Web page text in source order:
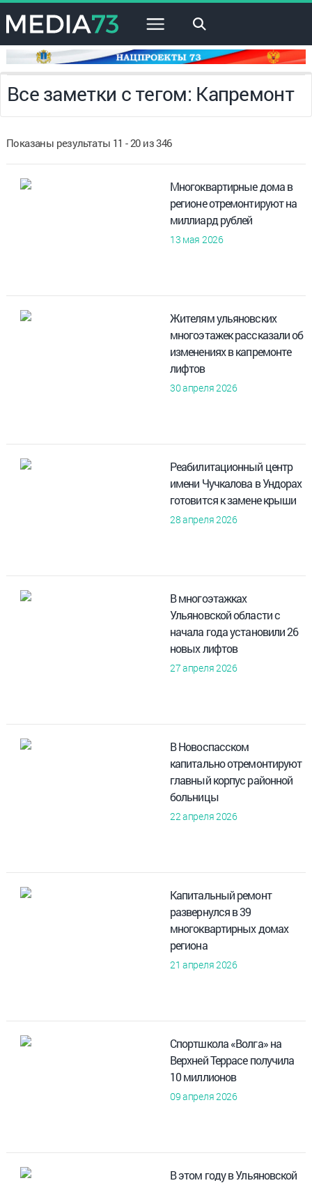
×
Все заметки с тегом: Капремонт
Показаны результаты 11 - 20 из 346
Многоквартирные дома в
регионе отремонтируют на
миллиард рублей
13 мая 2026
Жителям ульяновских
многоэтажек рассказали об
изменениях в капремонте
лифтов
30 апреля 2026
Реабилитационный центр
имени Чучкалова в Ундорах
готовится к замене крыши
28 апреля 2026
В многоэтажках
Ульяновской области с
начала года установили 26
новых лифтов
27 апреля 2026
В Новоспасском
капитально отремонтируют
главный корпус районной
больницы
22 апреля 2026
Капитальный ремонт
развернулся в 39
многоквартирных домах
региона
21 апреля 2026
Спортшкола «Волга» на
Верхней Террасе получила
10 миллионов
09 апреля 2026
В этом году в Ульяновской